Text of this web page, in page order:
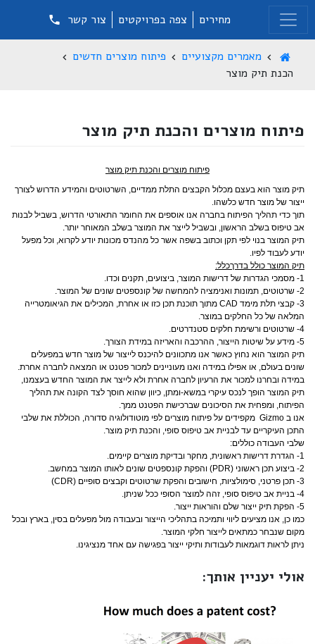
מחירים צפה בפרויקטים צור קשר
מאמרים מקצועיים
פיתוח מוצרים חדשים
הכנת תיק מוצר
פיתוח מוצרים והכנת תיק מוצר
פיתוח מוצרים והכנת תיק מוצר
תיק מוצר הוא בעצם מכלול הקבצים התלת ממדיים, השרטוטים והמידע הדרוש לצורך
ייצור של מוצר חדש כלשהו.
תוך כדי תהליך הפיתוח בחברה אנו אוספים את החומר התאורטי הדרוש, בשביל לבנות
אב טיפוס בשלב הראשון, ובשביל לייצר את המוצר בשלב המאוחר יותר.
תיק המוצר בנוי לפי תקן וכתוב בשפה אשר כל מהנדס מכונות יודע לקרוא, וכל מפעל
יודע לעבוד לפיו.
תיק המוצר כולל בדרךכלל:
1- מסמכי הגדרות של דרישות המוצר, ביצועים, תקנים וכדו.
2- שרטוטים, תמונות ואנימציה להמחשה של קונספטים שונים של המוצר.
3- קבצי תלת מימד CAD מתוך תוכנת תכן כזו או אחרת, המכילים את הגיאומטרייה
המלאה של כל החלקים במוצר.
4- שרטוטים ורשימת חלקים סטנדרטים.
5- מידע על שיטות הייצור, ההרכבה והאריזה במידת הצורך.
תיק המוצר הוא נחוץ כאשר אנו מתכוונים להיכנס לייצור של מוצר חדש במפעלים
שונים בעולם, או אפילו במידה ואנו מעוניינים למכור פטנט או המצאה לחברה אחרת.
במידה ובחרנו למכור את הרעיון לחברה אחרת ולא לייצר את המוצר החדש בעצמנו,
תיק המוצר הופך לנכס עיקרי במשא-ומתן, כיוון שהוא חוסך לצד הקונה את תהליך
הפיתוח, ומפחית את הסיכונים שברכישת הפטנט ממך.
אנו ב Gizmo מקפידים על פיתוח מוצרים לפי מוטודולוגיה סדורה, הכוללת את שלבי
התכן העיקריים עד לבניית אב טיפוס סופי, והכנת תיק מוצר.
שלבי העבודה כוללים:
1- הגדרת דרישות ראשונית, מחקר ובדיקת מוצרים קיימים.
2- ביצוע תכן ראשוני (PDR) והפקת קונספטים שונים לאותו המוצר במחשב.
3- תכן פרטני, סימולציות, חישובים והפקת שרטוטים וקבצים סופיים (CDR)
4- בניית אב טיפוס סופי, זהה למוצר הסופי ככל שניתן.
5- הפקת תיק ייצור שלם והוראות ייצור.
כמו כן, אנו מציעים ליווי ותמיכה בתהליכי הייצור ובעבודה מול מפעלים בסין, בארץ ובכל
מקום שנבחר כמתאים לייצור חלקי המוצר.
ניתן לראות דוגמאות לעבודות ותיקי ייצור בפגישה עם אחד מנציגינו.
אולי יעניין אותך: